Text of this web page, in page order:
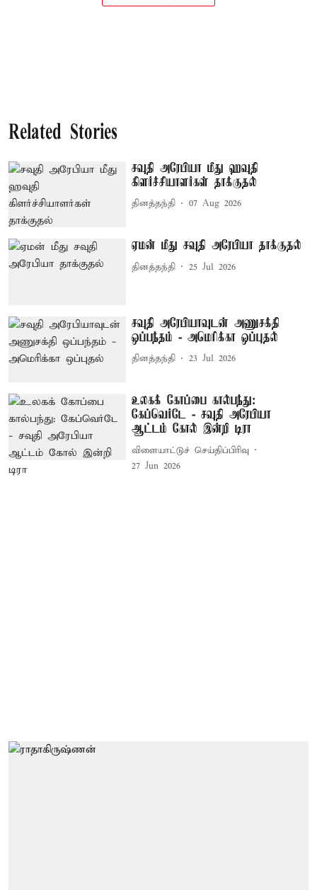
Related Stories
சவுதி அரேபியா மீது ஹவுதி
கிளர்ச்சியாளர்கள் தாக்குதல்
தினத்தந்தி 07 Aug 2026
ஏமன் மீது சவுதி அரேபியா தாக்குதல்
தினத்தந்தி 25 Jul 2026
சவுதி அரேபியாவுடன் அணுசக்தி
ஒப்பந்தம் - அமெரிக்கா ஒப்புதல்
தினத்தந்தி 23 Jul 2026
உலகக் கோப்பை கால்பந்து:
கேப்வெர்டே - சவுதி அரேபியா
ஆட்டம் கோல் இன்றி டிரா
விளையாட்டுச் செய்திப்பிரிவு
27 Jun 2026